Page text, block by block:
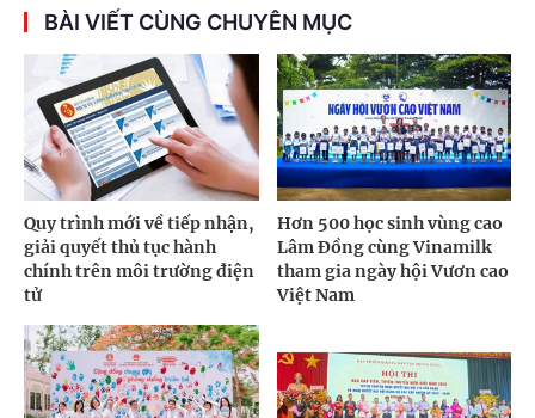
BÀI VIẾT CÙNG CHUYÊN MỤC
Quy trình mới về tiếp nhận,
giải quyết thủ tục hành
chính trên môi trường điện
tử
Hơn 500 học sinh vùng cao
Lâm Đồng cùng Vinamilk
tham gia ngày hội Vươn cao
Việt Nam